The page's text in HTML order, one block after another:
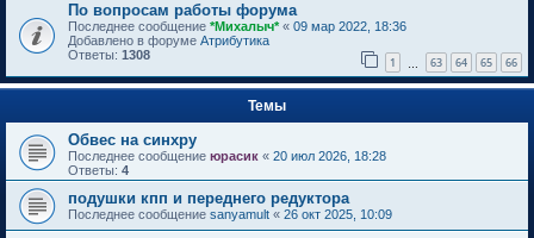
По вопросам работы форума
Последнее сообщение *Михалыч*« 09 мар 2022, 18:36
Добавлено в форуме Атрибутика
Ответы: 1308 1 63 64 65 66
Темы
Обвес на синхру
Последнее сообщение юрасик « 20 июл 2026, 18:28
Ответы: 4
подушки кпп и переднего редуктора
Последнее сообщение sanyamult « 26 окт 2025, 10:09